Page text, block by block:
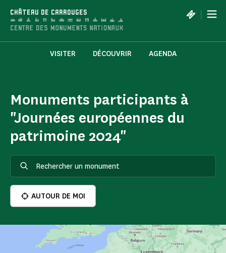
CHÂTEAU DE CARROUGES |
VISITER DÉCOUVRIR AGENDA
Monuments participants à
"Journées européennes du
patrimoine 2024"
AUTOUR DE MOI